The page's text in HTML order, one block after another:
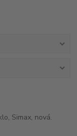
Simax, nová.